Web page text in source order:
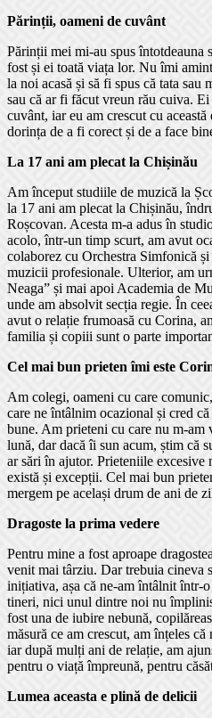
Părinții, oameni de cuvânt
Părinții mei mi-au spus întotdeauna
fost și ei toată viața lor. Nu îmi
la noi acasă și să fi spus că tata sau
sau că ar fi făcut vreun rău cuiva.
cuvânt, iar eu am crescut cu
dorința de a fi corect și de a face
La 17 ani am plecat la Chișinău
Am început studiile de muzică la
la 17 ani am plecat la Chișinău,
Roșcovan. Acesta m-a adus în
acolo, într-un timp scurt, am avut
colaborez cu Orchestra Simfonică
muzicii profesionale. Ulterior, am
Neaga” și mai apoi Academia de
unde am absolvit secția regie. În
avut o relație frumoasă cu Corina,
familia și copiii sunt o parte
Cel mai bun prieten îmi este
Am colegi, oameni cu care
care ne întâlnim ocazional și cred
bune. Am prieteni cu care nu m-am
lună, dar dacă îi sun acum, știm că
ar sări în ajutor. Prieteniile excesive
există și excepții. Cel mai bun
mergem pe același drum de ani de
Dragoste la prima vedere
Pentru mine a fost aproape
venit mai târziu. Dar trebuia cineva
inițiativa, așa că ne-am întâlnit într-
tineri, nici unul dintre noi nu
fost una de iubire nebună,
măsură ce am crescut, am înțeles
iar după mulți ani de relație, am
pentru o viață împreună, pentru
Lumea aceasta e plină de delicii